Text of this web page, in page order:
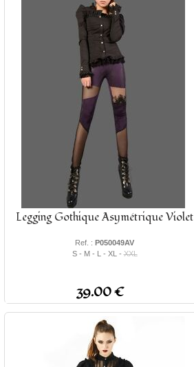
Legging Gothique Asymétrique Violet
Ref. : P050049AV
S - M - L - XL -XXL
39.00 €